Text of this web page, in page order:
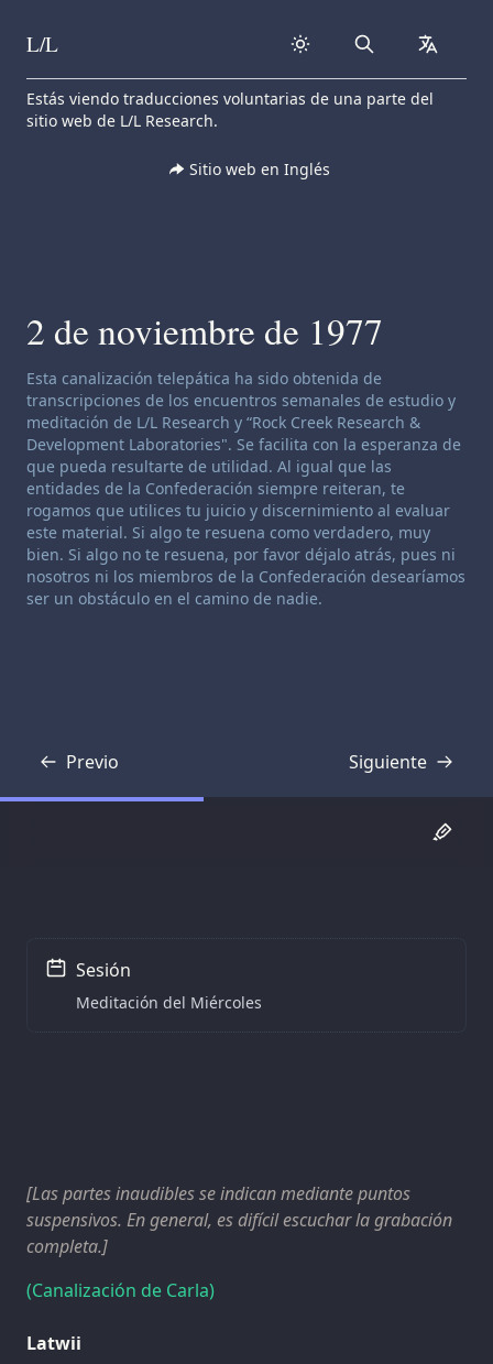
Skip to content
L/L Search
Estás viendo traducciones voluntarias de una parte del
sitio web de L/L Research.
Sitio web en Inglés
2 de noviembre de 1977
Descargo de responsabilidad de canalización:
Esta canalización telepática ha sido obtenida de
transcripciones de los encuentros semanales de estudio y
meditación de L/L Research y “Rock Creek Research &
Development Laboratories". Se facilita con la esperanza de
que pueda resultarte de utilidad. Al igual que las
entidades de la Confederación siempre reiteran, te
rogamos que utilices tu juicio y discernimiento al evaluar
este material. Si algo te resuena como verdadero, muy
bien. Si algo no te resuena, por favor déjalo atrás, pues ni
nosotros ni los miembros de la Confederación desearíamos
ser un obstáculo en el camino de nadie.
Previo
Transcripción Siguiente
Transcripción
[Las partes inaudibles se indican mediante puntos
suspensivos. En general, es difícil escuchar la grabación
completa.]
(Canalización de Carla)
Latwii
Sesión
Meditación del Miércoles